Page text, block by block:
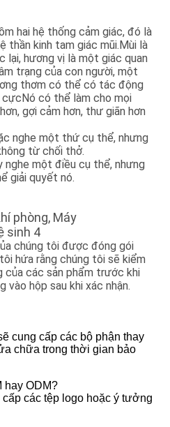
hai hệ thống cảm giác, đó là
thần kinh tam giác mũi.Mùi là
lại, hương vị là một giác quan
trạng của con người, một
thơm có thể có tác động
có thể làm cho mọi
gợi cảm hơn, thư giãn hơn
nghe một thứ cụ thể, nhưng
từ chối thở.
nghe một điều cụ thể, nhưng
giải quyết nó.
chúng tôi được đóng gói
hứa rằng chúng tôi sẽ kiểm
các sản phẩm trước khi
vào hộp sau khi xác nhận.
cung cấp các bộ phận thay
chữa trong thời gian bảo
hay ODM?
các tệp logo hoặc ý tưởng